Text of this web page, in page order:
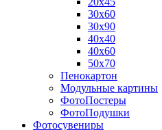
30х60
30х90
40х40
40х60
50х70
Пенокартон
Модульные картины
ФотоПостеры
ФотоПодушки
Фотоcувениры